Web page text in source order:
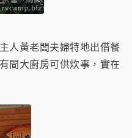
人黃老闆夫婦特地出借餐
間大廚房可供炊事，實在